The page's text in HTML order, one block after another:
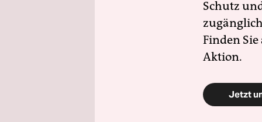
Schutz
Finden
Aktion.
Jetzt